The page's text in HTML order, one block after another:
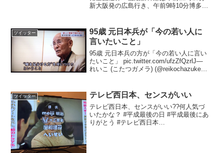
新大阪発の広島行き、午前9時10分博多発
(@livedoornews) 2018年...
ツイッター
95歳 元日本兵が「今の若い人に
言いたいこと」
95歳 元日本兵の方が「今の若い人に言い
たいこと」 pic.twitter.com/ufzZfQzrlJ—
れいこ (こたつガメラ) (@reikochazuke)
ツイッター テレビ西日本、センスがいい
テレビ西日本、センスがいい??何人気づ
いたかな？ #平成最後の日 #平成最後にあ
りがとう #テレビ西日本